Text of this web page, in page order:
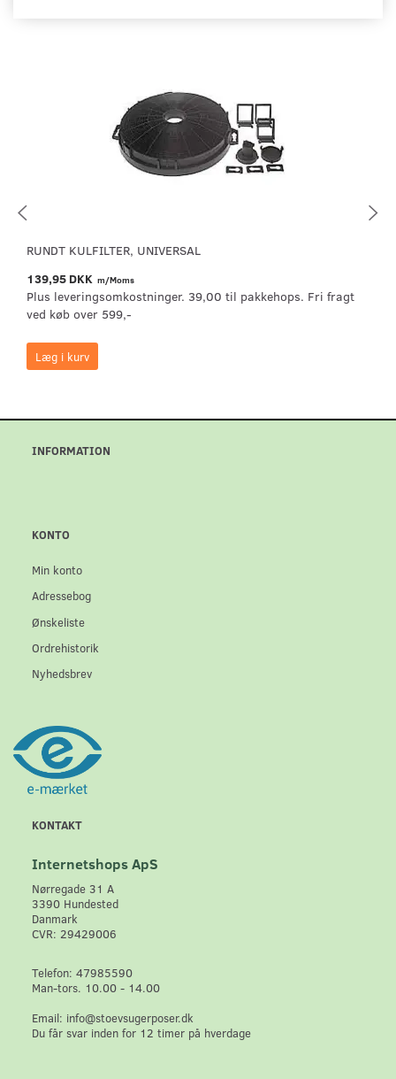
RUNDT KULFILTER, UNIVERSAL
139,95 DKK m/Moms
Plus leveringsomkostninger. 39,00 til pakkehops. Fri fragt
ved køb over 599,-
Læg i kurv
INFORMATION
KONTO
Min konto
Adressebog
Ønskeliste
Ordrehistorik
Nyhedsbrev
KONTAKT
Internetshops ApS
Nørregade 31 A
3390 Hundested
Danmark
CVR: 29429006
Telefon: 47985590
Man-tors. 10.00 - 14.00
Email: info@stoevsugerposer.dk
Du får svar inden for 12 timer på hverdage